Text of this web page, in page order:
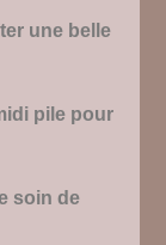
une belle
pile pour
soin de